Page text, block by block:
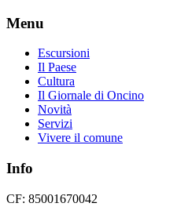
Menu
Escursioni
Il Paese
Cultura
Il Giornale di Oncino
Novità
Servizi
Vivere il comune
Info
CF: 85001670042